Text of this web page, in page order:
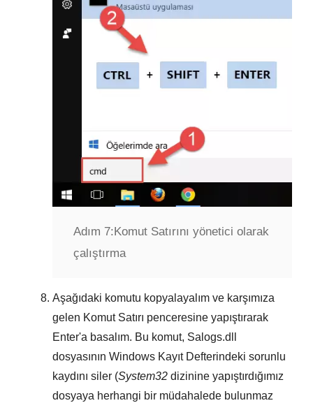
Adım 7:Komut Satırını yönetici olarak
çalıştırma
Aşağıdaki komutu kopyalayalım ve karşımıza
gelen Komut Satırı penceresine yapıştırarak
Enter'a basalım. Bu komut, Salogs.dll
dosyasının Windows Kayıt Defterindeki sorunlu
kaydını siler (System32 dizinine yapıştırdığımız
dosyaya herhangi bir müdahalede bulunmaz